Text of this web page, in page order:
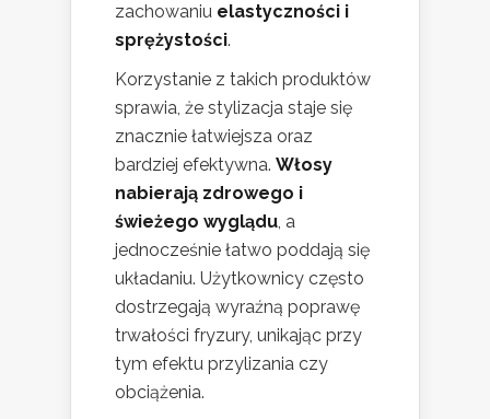
zachowaniu elastyczności i
sprężystości.
Korzystanie z takich produktów
sprawia, że stylizacja staje się
znacznie łatwiejsza oraz
bardziej efektywna. Włosy
nabierają zdrowego i
świeżego wyglądu, a
jednocześnie łatwo poddają się
układaniu. Użytkownicy często
dostrzegają wyraźną poprawę
trwałości fryzury, unikając przy
tym efektu przylizania czy
obciążenia.